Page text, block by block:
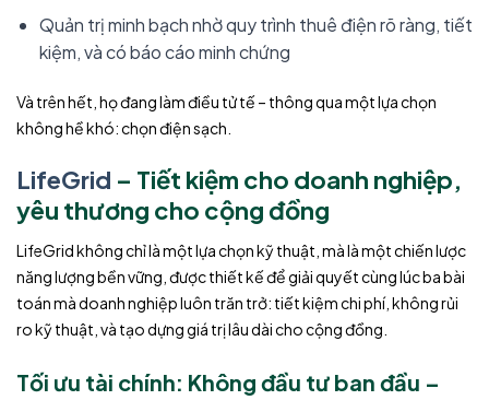
Quản trị minh bạch nhờ quy trình thuê điện rõ ràng, tiết
kiệm, và có báo cáo minh chứng
Và trên hết, họ đang làm điều tử tế – thông qua một lựa chọn
không hề khó: chọn điện sạch.
LifeGrid – Tiết kiệm cho doanh nghiệp,
yêu thương cho cộng đồng
LifeGrid không chỉ là một lựa chọn kỹ thuật, mà là một chiến lược
năng lượng bền vững, được thiết kế để giải quyết cùng lúc ba bài
toán mà doanh nghiệp luôn trăn trở: tiết kiệm chi phí, không rủi
ro kỹ thuật, và tạo dựng giá trị lâu dài cho cộng đồng.
Tối ưu tài chính: Không đầu tư ban đầu –